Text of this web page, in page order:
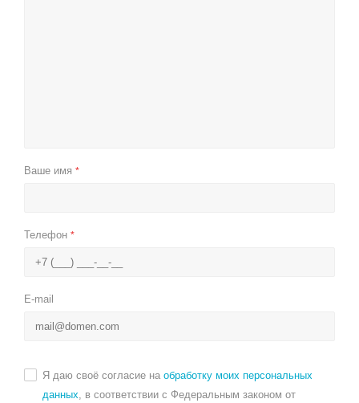
Ваше имя *
Телефон *
E-mail
Я даю своё согласие на обработку моих персональных
данных, в соответствии с Федеральным законом от